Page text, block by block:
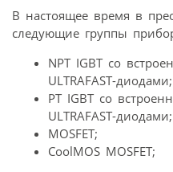
В настоящее время в
следующие группы
NPT IGBT со
ULTRAFAST-диодами;
PT IGBT со
ULTRAFAST-диодами;
MOSFET;
CoolMOS MOSFET;